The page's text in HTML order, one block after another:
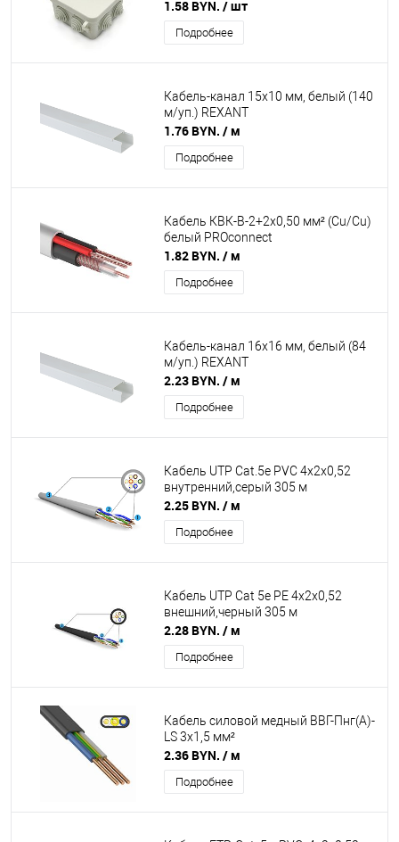
1.58 BYN. / шт
Подробнее
Кабель-канал 15х10 мм, белый (140
м/уп.) REXANT
1.76 BYN. / м
Подробнее
Кабель КВК-В-2+2x0,50 мм² (Cu/Cu)
белый PROconnect
1.82 BYN. / м
Подробнее
Кабель-канал 16х16 мм, белый (84
м/уп.) REXANT
2.23 BYN. / м
Подробнее
Кабель UTP Cat.5e PVC 4x2x0,52
внутренний,серый 305 м
2.25 BYN. / м
Подробнее
Кабель UTP Cat 5е PE 4x2x0,52
внешний,черный 305 м
2.28 BYN. / м
Подробнее
Кабель силовой медный ВВГ-Пнг(А)-
LS 3x1,5 мм²
2.36 BYN. / м
Подробнее